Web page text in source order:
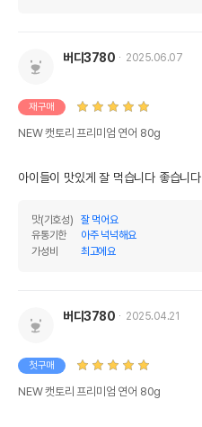
버디3780 2025.06.07
재구매
NEW 캣토리 프리미엄 연어 80g
아이들이 맛있게 잘 먹습니다 좋습니다
맛(기호성)
잘 먹어요
유통기한
아주 넉넉해요
가성비
최고에요
버디3780 2025.04.21
첫구매
NEW 캣토리 프리미엄 연어 80g